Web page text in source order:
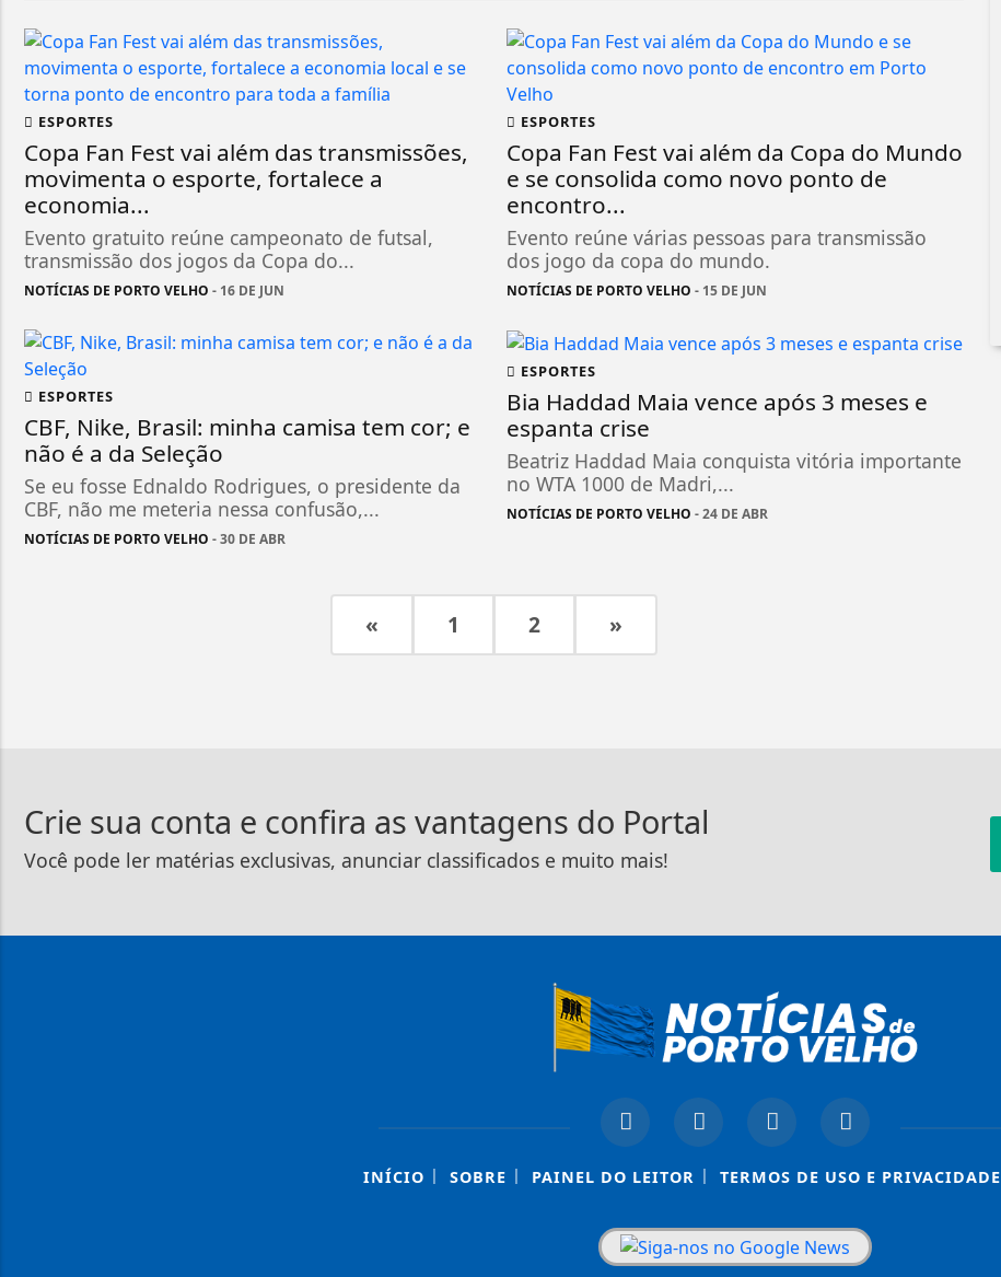
ESPORTES
Copa Fan Fest vai além das transmissões,
movimenta o esporte, fortalece a
economia...
Evento gratuito reúne campeonato de futsal,
transmissão dos jogos da Copa do...
NOTÍCIAS DE PORTO VELHO - 16 DE JUN
ESPORTES
Copa Fan Fest vai além da Copa do Mundo
e se consolida como novo ponto de
encontro...
Evento reúne várias pessoas para transmissão
dos jogo da copa do mundo.
NOTÍCIAS DE PORTO VELHO - 15 DE JUN
ESPORTES
CBF, Nike, Brasil: minha camisa tem cor; e
não é a da Seleção
Se eu fosse Ednaldo Rodrigues, o presidente da
CBF, não me meteria nessa confusão,...
NOTÍCIAS DE PORTO VELHO - 30 DE ABR
ESPORTES
Bia Haddad Maia vence após 3 meses e
espanta crise
Beatriz Haddad Maia conquista vitória importante
no WTA 1000 de Madri,...
NOTÍCIAS DE PORTO VELHO - 24 DE ABR
« 1 2 »
Crie sua conta e confira as vantagens do Portal
Você pode ler matérias exclusivas, anunciar classificados e muito mais!
INÍCIO | SOBRE | PAINEL DO LEITOR | TERMOS DE USO E PRIVACIDADE